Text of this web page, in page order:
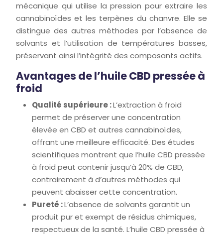
mécanique qui utilise la pression pour extraire les
cannabinoïdes et les terpènes du chanvre. Elle se
distingue des autres méthodes par l’absence de
solvants et l’utilisation de températures basses,
préservant ainsi l’intégrité des composants actifs.
Avantages de l’huile CBD pressée à
froid
Qualité supérieure :L’extraction à froid
permet de préserver une concentration
élevée en CBD et autres cannabinoïdes,
offrant une meilleure efficacité. Des études
scientifiques montrent que l’huile CBD pressée
à froid peut contenir jusqu’à 20% de CBD,
contrairement à d’autres méthodes qui
peuvent abaisser cette concentration.
Pureté :L’absence de solvants garantit un
produit pur et exempt de résidus chimiques,
respectueux de la santé. L’huile CBD pressée à